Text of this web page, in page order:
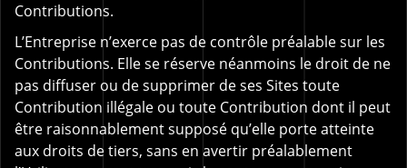
Contributions.
L’Entreprise n’exerce pas de contrôle préalable sur les
Contributions. Elle se réserve néanmoins le droit de ne
pas diffuser ou de supprimer de ses Sites toute
Contribution illégale ou toute Contribution dont il peut
être raisonnablement supposé qu’elle porte atteinte
aux droits de tiers, sans en avertir préalablement